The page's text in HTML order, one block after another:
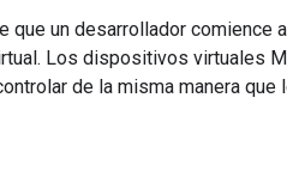
que un desarrollador comience
Los dispositivos virtuales
de la misma manera